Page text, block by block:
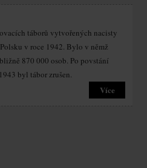
táborů vytvořených nacisty
v roce 1942. Bylo v němž
870 000 osob. Po povstání
byl tábor zrušen.
Více